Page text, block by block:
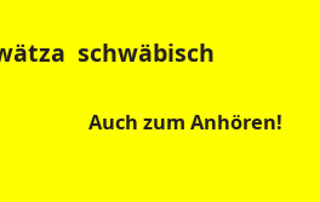
schwäbisch
Auch zum Anhören!